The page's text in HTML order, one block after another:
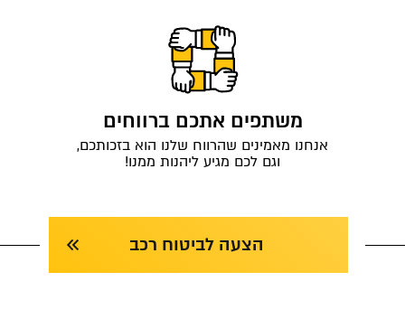
משתפים אתכם ברווחים
אנחנו מאמינים שהרווח שלנו הוא בזכותכם,
וגם לכם מגיע ליהנות ממנו!
הצעה לביטוח רכב